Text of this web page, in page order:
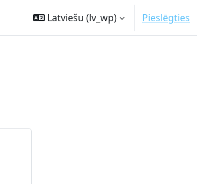
Latviešu ‎(lv_wp)‎ Pieslēgties